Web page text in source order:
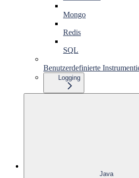
Mongo
Redis
SQL
Benutzerdefinierte
Logging
Java